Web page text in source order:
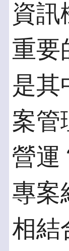
資訊
重要
是其
案管
營運
專案
相結